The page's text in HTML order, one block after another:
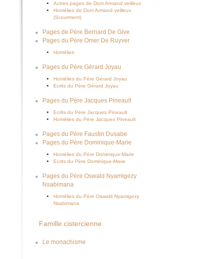
Autres pages de Dom Armand veilleux
Homélies de Dom Armand veilleux
(Scourmont)
Pages de Père Bernard De Give
Pages du Père Omer De Ruyver
Homélies
Pages du Père Gérard Joyau
Homélies du Père Gérard Joyau
Ecrits du Père Gérard Joyau
Pages du Père Jacques Pineault
Ecrits du Père Jacques Pineault
Homélies du Père Jacques Pineault
Pages du Père Faustin Dusabe
Pages du Père Dominique-Marie
Homélies du Père Dominique-Marie
Ecrits du Père Dominique-Marie
Pages du Père Oswald Nyamigezy
Nsabimana
Homélies du Père Oswald Nyamigezy
Nsabimana
Famille cistercienne
Le monachisme